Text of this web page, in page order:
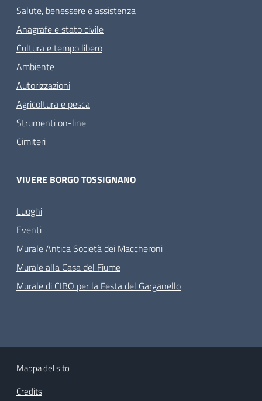
Salute, benessere e assistenza
Anagrafe e stato civile
Cultura e tempo libero
Ambiente
Autorizzazioni
Agricoltura e pesca
Strumenti on-line
Cimiteri
VIVERE BORGO TOSSIGNANO
Luoghi
Eventi
Murale Antica Società dei Maccheroni
Murale alla Casa del Fiume
Murale di CIBO per la Festa del Garganello
Mappa del sito
Credits